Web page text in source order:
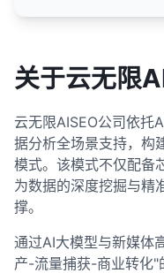
关于云无限
云无限AISEO公司依托
据分析全场景支持，构
模式。该模式不仅配备
为数据的深度挖掘与精
撑。
通过AI大模型与新媒体
产-流量捕获-商业转化"